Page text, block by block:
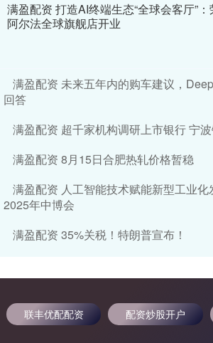
满盈配资 打造AI终端生态“全球会客厅”：
阿尔法全球旗舰店开业
满盈配资 未来五年内的购车建议，
回答
满盈配资 超千家机构调研上市银行 宁波
满盈配资 8月15日合肥热轧价格暂稳
满盈配资 人工智能技术赋能新型工业
2025年中博会
满盈配资 35%关税！特朗普宣布！
联丰优配配资 配资炒股开户